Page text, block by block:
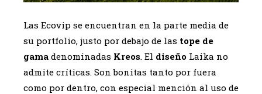
Las Ecovip se encuentran en la parte media de
su portfolio, justo por debajo de las tope de
gama denominadas Kreos. El diseño Laika no
admite críticas. Son bonitas tanto por fuera
como por dentro, con especial mención al uso de